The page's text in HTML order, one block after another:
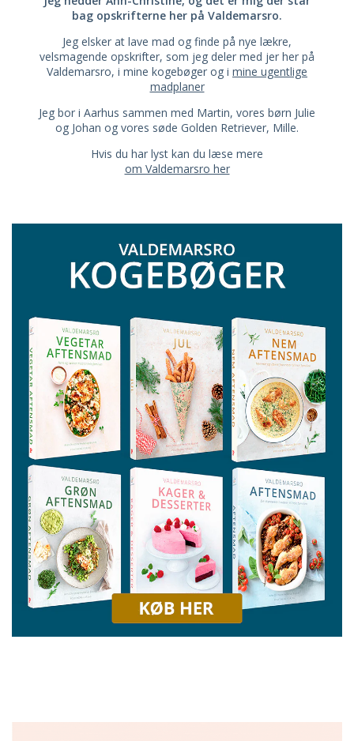
bag opskrifterne her på Valdemarsro.
Jeg elsker at lave mad og finde på nye lækre,
velsmagende opskrifter, som jeg deler med jer her på
Valdemarsro, i mine kogebøger og i mine ugentlige
madplaner
Jeg bor i Aarhus sammen med Martin, vores børn Julie
og Johan og vores søde Golden Retriever, Mille.
Hvis du har lyst kan du læse mere
om Valdemarsro her